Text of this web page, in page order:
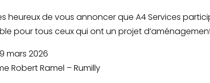
heureux de vous annoncer que A4 Services
pour tous ceux qui ont un projet
mars 2026
Robert Ramel – Rumilly